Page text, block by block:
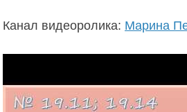
Канал видеоролика: Марина